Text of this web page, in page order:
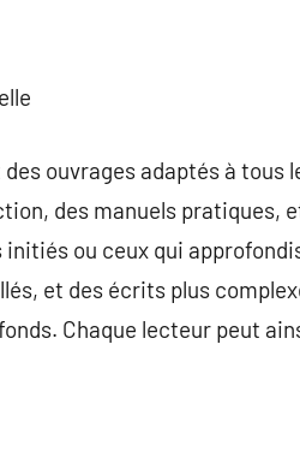
ouvrages adaptés à tous
des manuels pratiques,
ou ceux qui
et des écrits plus
Chaque lecteur peut